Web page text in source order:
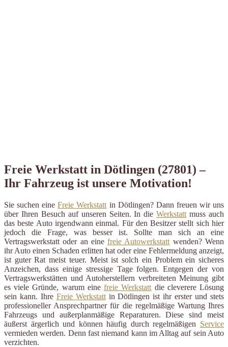
Freie Werkstatt in Dötlingen (27801) –
Ihr Fahrzeug ist unsere Motivation!
Sie suchen eineFreie Werkstatt in Dötlingen? Dann freuen wir uns
über Ihren Besuch auf unseren Seiten. In dieWerkstatt muss auch
das beste Auto irgendwann einmal. Für den Besitzer stellt sich hier
jedoch die Frage, was besser ist. Sollte man sich an eine
Vertragswerkstatt oder an einefreie Autowerkstatt wenden? Wenn
ihr Auto einen Schaden erlitten hat oder eine Fehlermeldung anzeigt,
ist guter Rat meist teuer. Meist ist solch ein Problem ein sicheres
Anzeichen, dass einige stressige Tage folgen. Entgegen der von
Vertragswerkstätten und Autoherstellern verbreiteten Meinung gibt
es viele Gründe, warum einefreie Werkstatt die cleverere Lösung
sein kann. Ihre Freie Werkstattin Dötlingen ist ihr erster und stets
professioneller Ansprechpartner für die regelmäßige Wartung Ihres
Fahrzeugs und außerplanmäßige Reparaturen. Diese sind meist
äußerst ärgerlich und können häufig durch regelmäßigen Service
vermieden werden. Denn fast niemand kann im Alltag auf sein Auto
verzichten.